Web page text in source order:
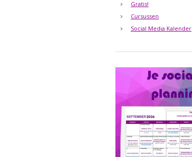
Gratis!
Cursussen
Social Media Kalender